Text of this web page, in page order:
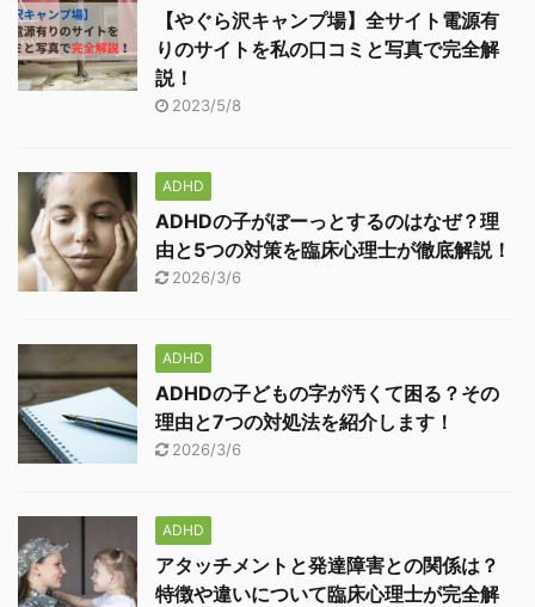
【やぐら沢キャンプ場】全サイト電源有
りのサイトを私の口コミと写真で完全解
説！
2023/5/8
ADHD
ADHDの子がぼーっとするのはなぜ？理
由と5つの対策を臨床心理士が徹底解説！
2026/3/6
ADHD
ADHDの子どもの字が汚くて困る？その
理由と7つの対処法を紹介します！
2026/3/6
ADHD
アタッチメントと発達障害との関係は？
特徴や違いについて臨床心理士が完全解